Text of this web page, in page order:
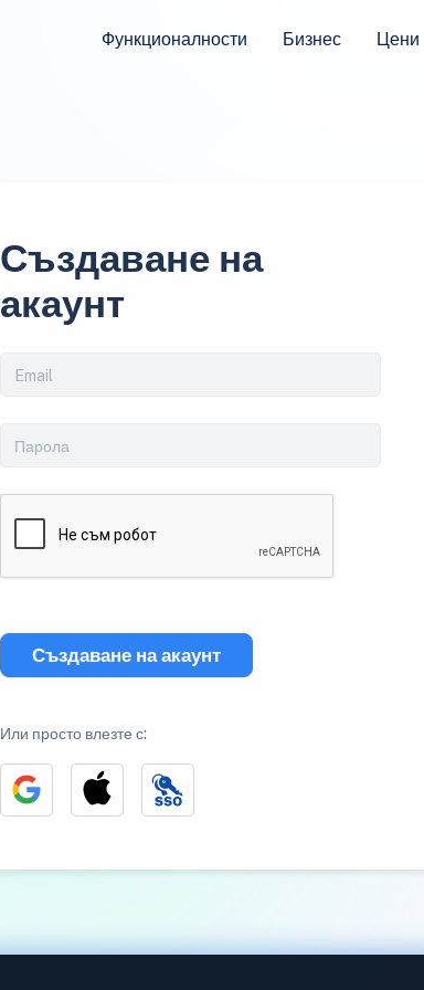
Функционалности Бизнес Цени
Създаване на
акаунт
Създаване на акаунт
Или просто влезте с: